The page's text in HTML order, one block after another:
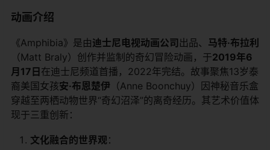
​动画介绍​
《Amphibia》是由​​迪士尼电视动画公司​ ​出品、​ ​马特·布拉利​
（Matt Braly）创作并监制的奇幻冒险动画，于​​2019年6
月17日​ ​在迪士尼频道首播，2022年完结。故事聚焦13岁泰
裔美国女孩​​安·布恩楚伊​ ​（Anne Boonchuy）因神秘音乐盒
穿越至两栖动物世界“奇幻沼泽”的离奇经历。其艺术价值体
现于三重创新：
​文化融合的世界观​​：